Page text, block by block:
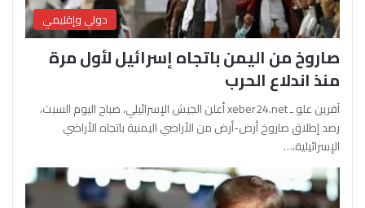
دولي وإقليمي
صاروخ من اليمن باتجاه إسرائيل لأول مرة
منذ اندلاع الحرب
آفرين علو ـ xeber24.net أعلن الجيش الإسرائيلي، صباح اليوم السبت،
رصد إطلاق صاروخ أرض-أرض من الأراضي اليمنية باتجاه الأراضي
الإسرائيلية،…